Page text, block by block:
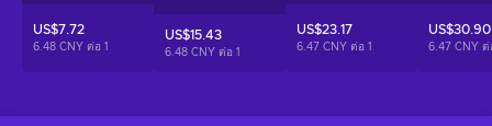
US$7.72
6.48 CNY ต่อ 1
US$15.43
6.48 CNY ต่อ 1
US$23.17
6.47 CNY ต่อ 1
US$30.90
6.47 CNY